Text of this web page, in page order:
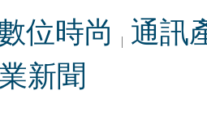
位時尚
通訊
新聞